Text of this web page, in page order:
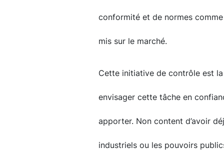
conformité et de normes
mis sur le marché.
Cette initiative de contrôle est
envisager cette tâche en
apporter. Non content d’avoir
industriels ou les pouvoirs